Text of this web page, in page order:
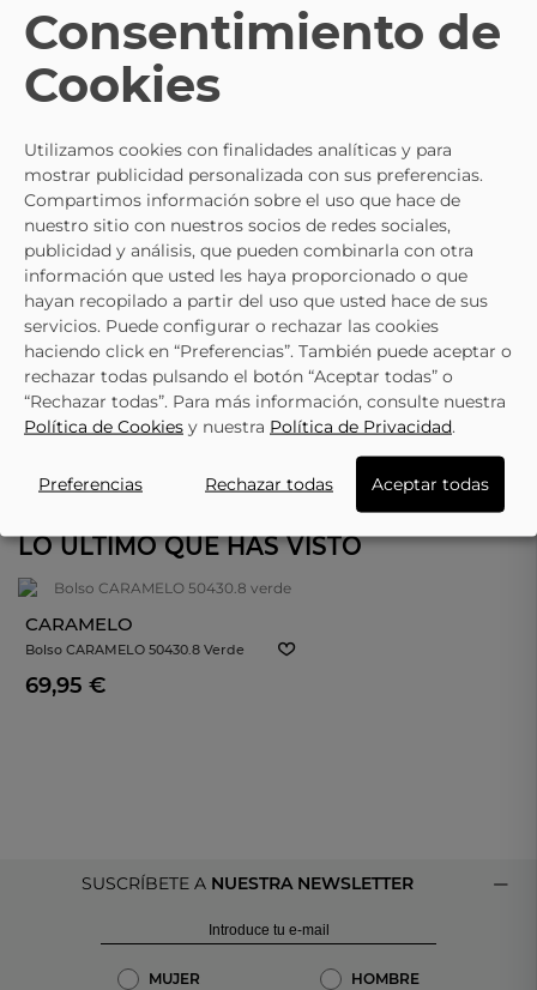
CARAMELO 50531.2
55,60 € 69,50 €
50544.8
51,60 € 64,50 €
LO ÚLTIMO QUE HAS VISTO
CARAMELO
Bolso CARAMELO 50430.8 Verde
69,95 €
SUSCRÍBETE A NUESTRA NEWSLETTER
MUJER
HOMBRE
Consentimiento de
Cookies
Utilizamos cookies con finalidades analíticas y para
mostrar publicidad personalizada con sus preferencias.
Compartimos información sobre el uso que hace de
nuestro sitio con nuestros socios de redes sociales,
publicidad y análisis, que pueden combinarla con otra
información que usted les haya proporcionado o que
hayan recopilado a partir del uso que usted hace de sus
servicios. Puede configurar o rechazar las cookies
haciendo click en “Preferencias”. También puede aceptar o
rechazar todas pulsando el botón “Aceptar todas” o
“Rechazar todas”. Para más información, consulte nuestra
Política de Cookies y nuestra Política de Privacidad.
Preferencias Rechazar todas Aceptar todas